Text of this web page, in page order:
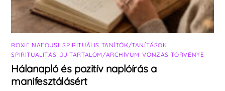
ROXIE NAFOUSI ,SPIRITUÁLIS TANÍTÓK/TANÍTÁSOK
SPIRITUALITÁS ÚJ TARTALOM/ARCHÍVUM ,VONZÁS TÖRVÉNYE
Hálanapló és pozitív naplóírás a
manifesztálásért